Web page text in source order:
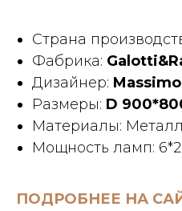
Страна
Фабрика:
Дизайнер:
Размеры: D
Материалы:
Мощность ламп:
ПОДРОБНЕЕ НА